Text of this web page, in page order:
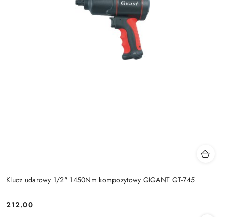
Klucz udarowy 1/2" 1450Nm kompozytowy GIGANT GT-745
Cena:
212.00